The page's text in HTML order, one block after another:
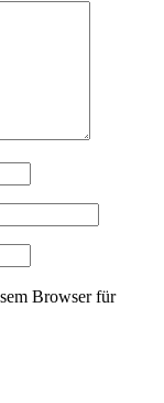
Browser für